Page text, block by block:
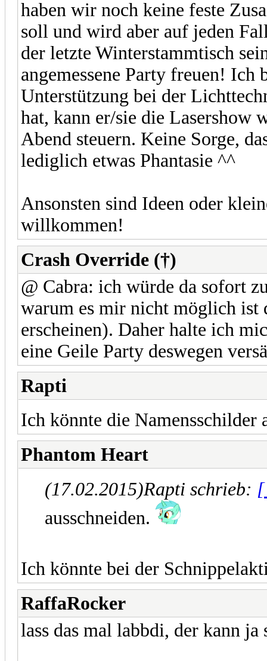
haben wir noch keine feste
soll und wird aber auf jeden
der letzte Winterstammtisch
angemessene Party freuen! Ich
Unterstützung bei der
hat, kann er/sie die Lasershow
Abend steuern. Keine Sorge,
lediglich etwas Phantasie ^^
Ansonsten sind Ideen oder
willkommen!
Crash Override (†)
@ Cabra: ich würde da sofort
warum es mir nicht möglich ist
erscheinen). Daher halte ich
eine Geile Party deswegen
Rapti
Ich könnte die Namensschilder
Phantom Heart
(17.02.2015)Rapti schrieb:
ausschneiden.
Ich könnte bei der
RaffaRocker
lass das mal labbdi, der kann